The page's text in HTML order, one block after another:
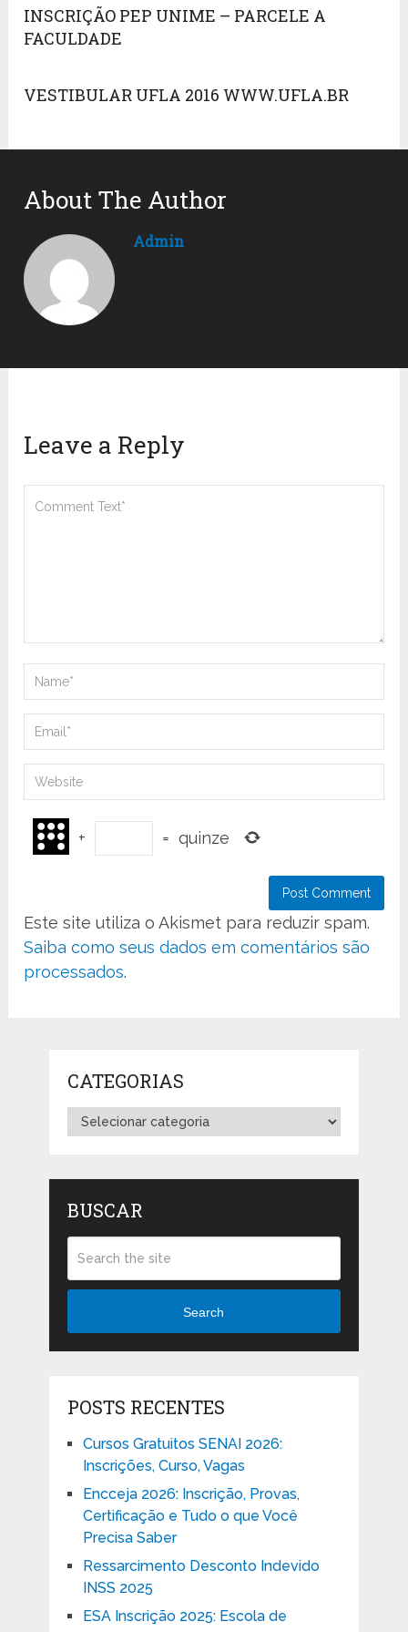
INSCRIÇÃO PEP UNIME – PARCELE A
FACULDADE
VESTIBULAR UFLA 2016 WWW.UFLA.BR
About The Author
Admin
Leave a Reply
+ = quinze
Este site utiliza o Akismet para reduzir spam.
Saiba como seus dados em comentários são
processados.
CATEGORIAS
Categorias
BUSCAR
Search
POSTS RECENTES
Cursos Gratuitos SENAI 2026:
Inscrições, Curso, Vagas
Encceja 2026: Inscrição, Provas,
Certificação e Tudo o que Você
Precisa Saber
Ressarcimento Desconto Indevido
INSS 2025
ESA Inscrição 2025: Escola de